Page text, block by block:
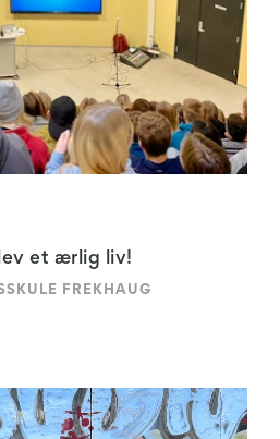
lev et ærlig liv!
FREKHAUG